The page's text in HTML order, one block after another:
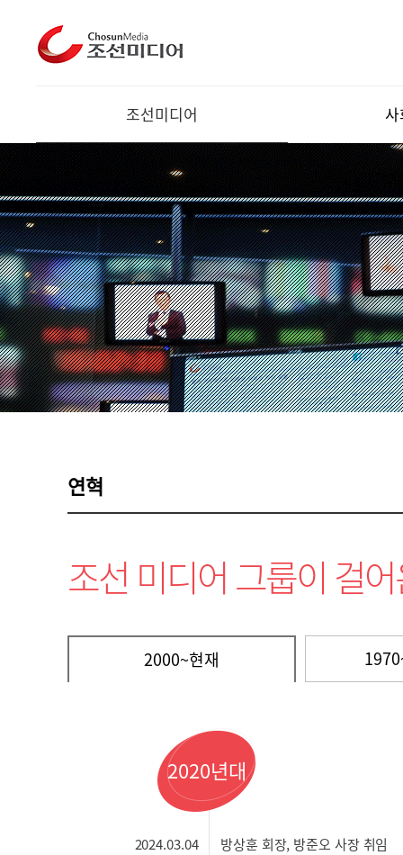
조선미디어
연혁
조선 미디어 그룹이 걸
2000~현재
2020년대
2024.03.04 방상훈 회장, 방준오 사장 취임